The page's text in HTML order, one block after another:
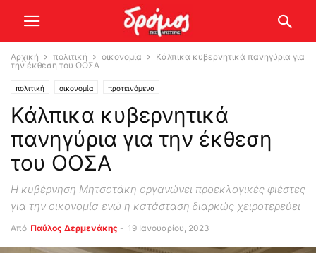
Αρχική πολιτική οικονομία
Κάλπικα κυβερνητικά πανηγύρια για
την έκθεση του ΟΟΣΑ
πολιτική οικονομία προτεινόμενα
Κάλπικα κυβερνητικά
πανηγύρια για την έκθεση
του ΟΟΣΑ
Η κυβέρνηση Μητσοτάκη οργανώνει προεκλογικές φιέστες
για την οικονομία ενώ η κατάσταση διαρκώς χειροτερεύει
Από Παύλος Δερμενάκης - 19 Ιανουαρίου, 2023